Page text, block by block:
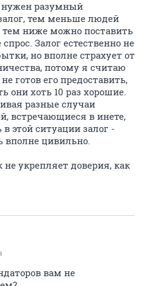
нужен разумный
тем меньше людей
тем ниже можно поставить
Залог естественно не
но вполне страхует от
потому я считаю
готов его предоставить,
они хоть 10 раз хорошие.
разные случаи
встречающиеся в инете,
этой ситуации залог -
вполне цивильно.
не укрепляет доверия, как
вам не